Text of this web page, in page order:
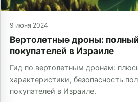
9 июня 2024
Вертолетные дроны:
покупателей в Израиле
Гид по вертолетным дронам:
характеристики, безопасность
покупателей в Израиле.